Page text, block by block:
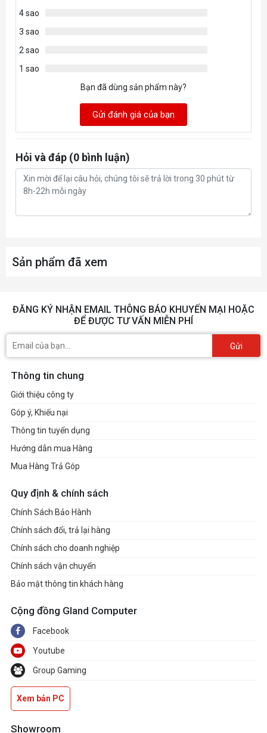
The energy-saving Eco-mode takes energy efficiency into
Color Rendering Options
“Web”, “Text”, and “Mono” presets. These presets enhance
gamma curve, color temperature, contrast, and brightness to
deliver an optimized viewing experience for different screen
VGA
VESA Compatible
(Wall Mount 75x75mm)
AC IN
4 sao
3 sao
2 sao
1 sao
Bạn đã dùng sản phẩm này?
Gửi đánh giá của bạn
Hỏi và đáp (0 bình luận)
Sản phẩm đã xem
ĐĂNG KÝ NHẬN EMAIL THÔNG BÁO KHUYẾN MẠI HOẶC
ĐỂ ĐƯỢC TƯ VẤN MIỄN PHÍ
Gửi
Thông tin chung
Giới thiệu công ty
Góp ý, Khiếu nại
Thông tin tuyển dụng
Hướng dẫn mua Hàng
Mua Hàng Trả Góp
Quy định & chính sách
Chính Sách Bảo Hành
Chính sách đổi, trả lại hàng
Chính sách cho doanh nghiệp
Chính sách vận chuyển
Bảo mật thông tin khách hàng
Cộng đồng Gland Computer
Facebook
Youtube
Group Gaming
Xem bản PC
Showroom